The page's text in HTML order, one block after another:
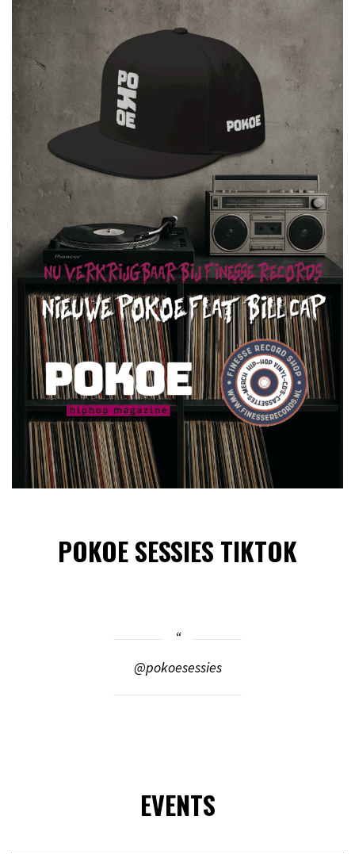
POKOE SESSIES TIKTOK
@pokoesessies
EVENTS